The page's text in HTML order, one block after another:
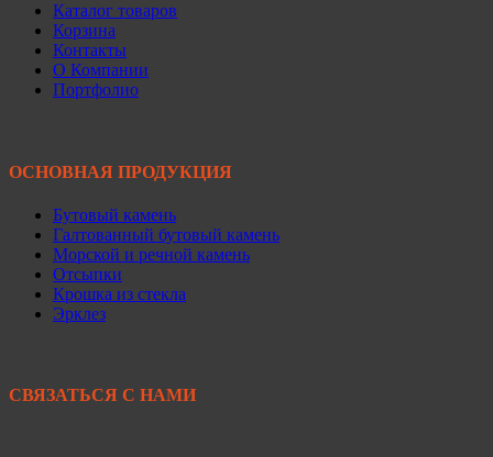
Каталог товаров
Корзина
Контакты
О Компании
Портфолио
ОСНОВНАЯ ПРОДУКЦИЯ
Бутовый камень
Галтованный бутовый камень
Морской и речной камень
Отсыпки
Крошка из стекла
Эрклез
СВЯЗАТЬСЯ С НАМИ